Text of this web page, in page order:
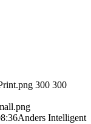
300 300
Anders Intelligent